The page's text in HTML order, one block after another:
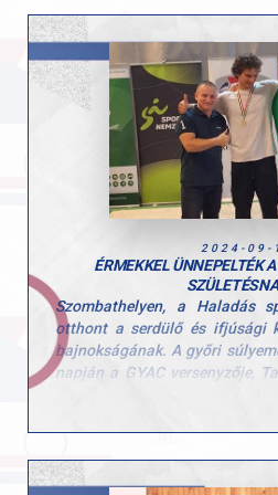
második rekordját döntötte
2024-09-
ÉRMEKKEL ÜNNEPELTÉK
Szombathelyen, a Haladás
otthont a serdülő és ifjúsági
bajnokságának. A győri
napján a GYAC versenyzője,
lökés országos csúccsal (152
bajnokságot, szakításban 117
Kata, a GYAC birkózója is
kg-os súlycsoportban a
ezüstérmeseként végzett 84